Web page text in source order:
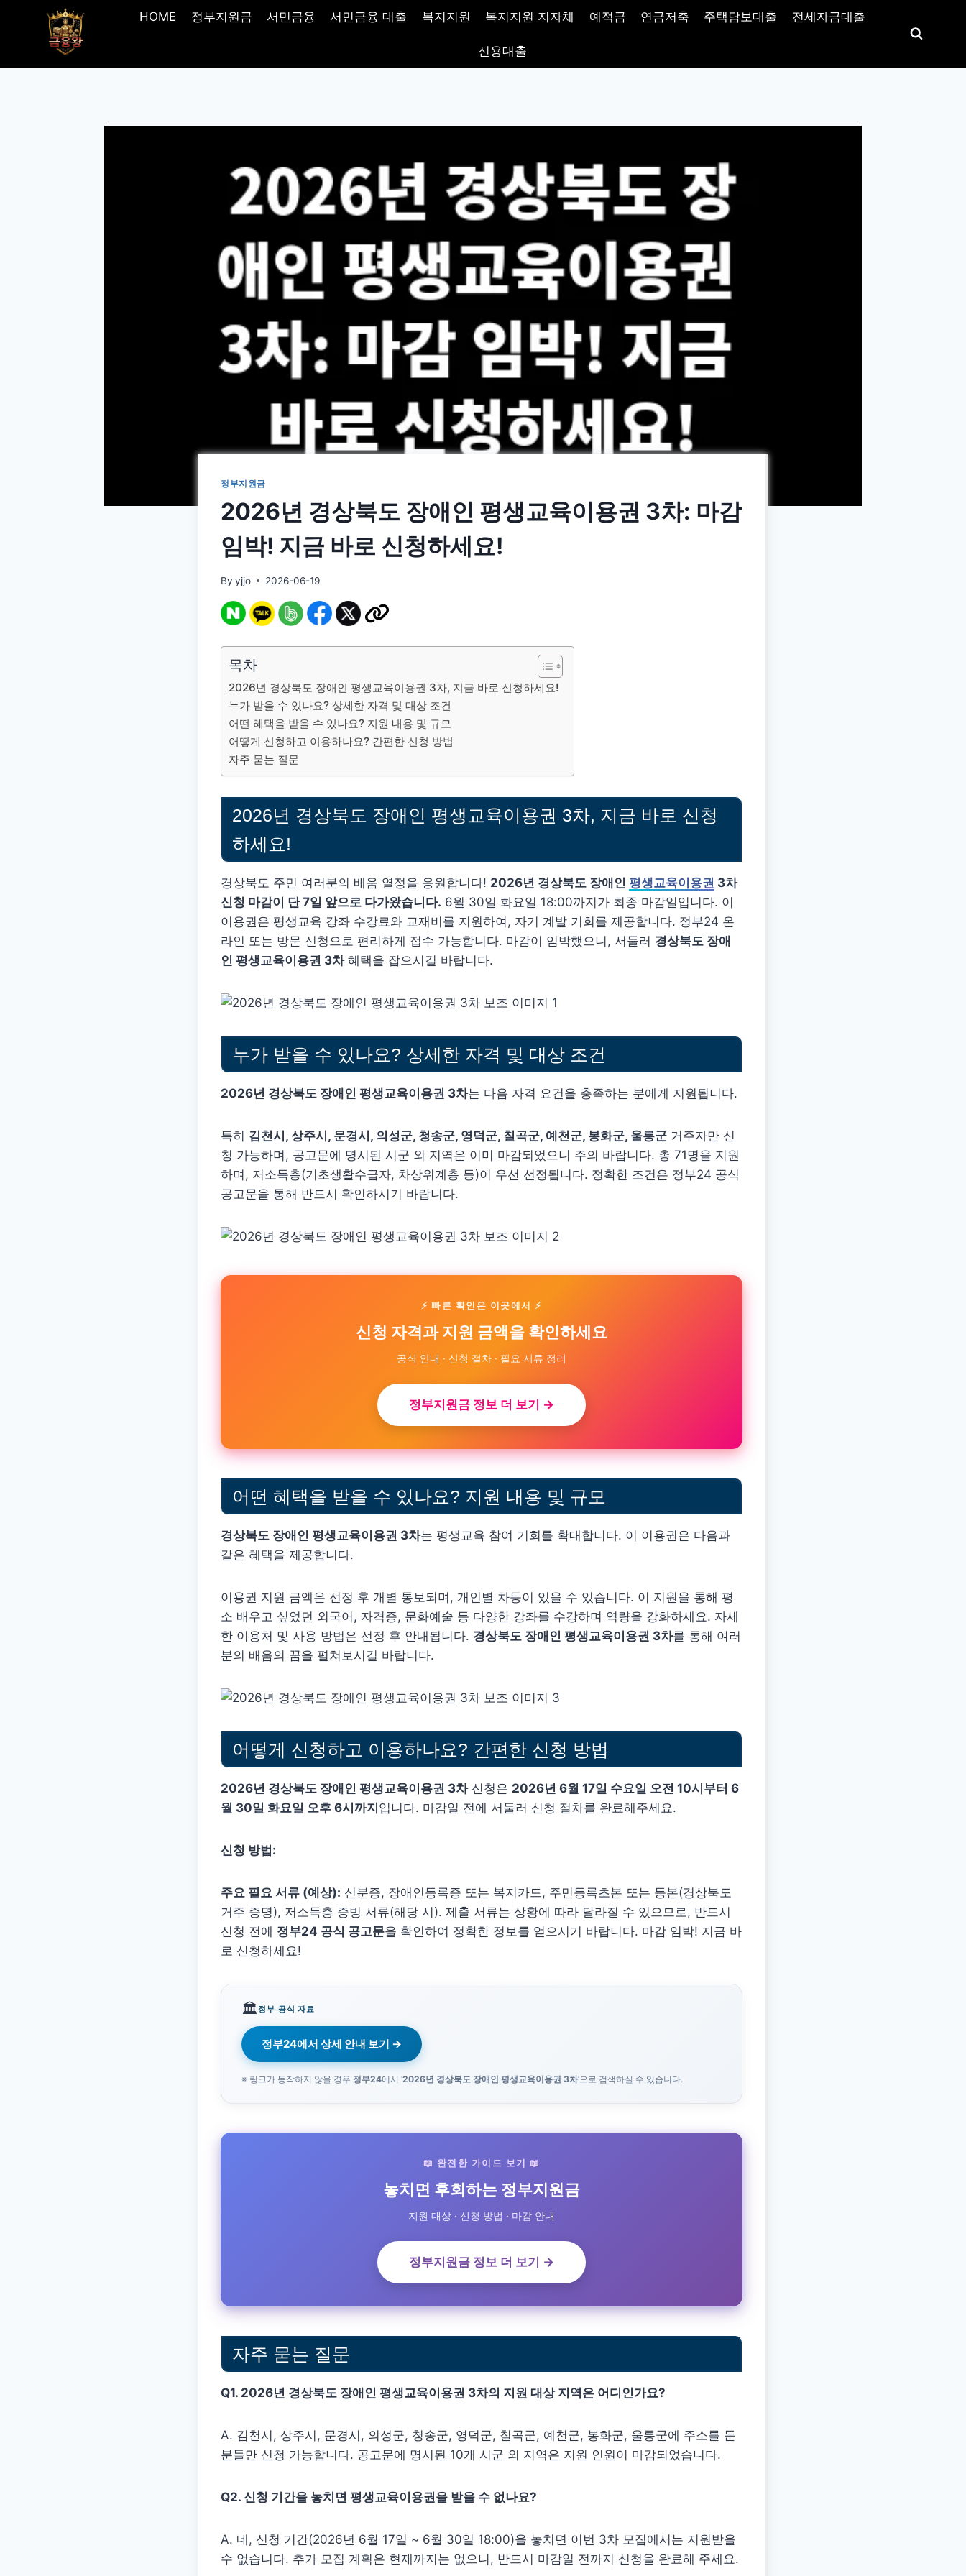
HOME 정부지원금 서민금융 서민금융 대출 복지지원 복지지원 지자체 예적금 연금저축 주택담보대출 전세자금대출
신용대출
정부지원금
2026년 경상북도 장애인 평생교육이용권 3차: 마감
임박! 지금 바로 신청하세요!
By yjjo 2026-06-19
목차
2026년 경상북도 장애인 평생교육이용권 3차, 지금 바로 신청하세요!
누가 받을 수 있나요? 상세한 자격 및 대상 조건
어떤 혜택을 받을 수 있나요? 지원 내용 및 규모
어떻게 신청하고 이용하나요? 간편한 신청 방법
자주 묻는 질문
2026년 경상북도 장애인 평생교육이용권 3차, 지금 바로 신청
하세요!
경상북도 주민 여러분의 배움 열정을 응원합니다! 2026년 경상북도 장애인 평생교육이용권 3차
신청 마감이 단 7일 앞으로 다가왔습니다. 6월 30일 화요일 18:00까지가 최종 마감일입니다. 이
이용권은 평생교육 강좌 수강료와 교재비를 지원하여, 자기 계발 기회를 제공합니다. 정부24 온
라인 또는 방문 신청으로 편리하게 접수 가능합니다. 마감이 임박했으니, 서둘러 경상북도 장애
인 평생교육이용권 3차혜택을 잡으시길 바랍니다.
누가 받을 수 있나요? 상세한 자격 및 대상 조건
2026년 경상북도 장애인 평생교육이용권 3차는 다음 자격 요건을 충족하는 분에게 지원됩니다.
특히 김천시, 상주시, 문경시, 의성군, 청송군, 영덕군, 칠곡군, 예천군, 봉화군, 울릉군 거주자만 신
청 가능하며, 공고문에 명시된 시군 외 지역은 이미 마감되었으니 주의 바랍니다. 총 71명을 지원
하며, 저소득층(기초생활수급자, 차상위계층 등)이 우선 선정됩니다. 정확한 조건은 정부24 공식
공고문을 통해 반드시 확인하시기 바랍니다.
⚡ 빠른 확인은 이곳에서 ⚡
신청 자격과 지원 금액을 확인하세요
공식 안내 · 신청 절차 · 필요 서류 정리
정부지원금 정보 더 보기 →
어떤 혜택을 받을 수 있나요? 지원 내용 및 규모
경상북도 장애인 평생교육이용권 3차는 평생교육 참여 기회를 확대합니다. 이 이용권은 다음과
같은 혜택을 제공합니다.
이용권 지원 금액은 선정 후 개별 통보되며, 개인별 차등이 있을 수 있습니다. 이 지원을 통해 평
소 배우고 싶었던 외국어, 자격증, 문화예술 등 다양한 강좌를 수강하며 역량을 강화하세요. 자세
한 이용처 및 사용 방법은 선정 후 안내됩니다. 경상북도 장애인 평생교육이용권 3차를 통해 여러
분의 배움의 꿈을 펼쳐보시길 바랍니다.
어떻게 신청하고 이용하나요? 간편한 신청 방법
2026년 경상북도 장애인 평생교육이용권 3차신청은 2026년 6월 17일 수요일 오전 10시부터 6
월 30일 화요일 오후 6시까지 입니다. 마감일 전에 서둘러 신청 절차를 완료해주세요.
신청 방법:
주요 필요 서류 (예상): 신분증, 장애인등록증 또는 복지카드, 주민등록초본 또는 등본(경상북도
거주 증명), 저소득층 증빙 서류(해당 시). 제출 서류는 상황에 따라 달라질 수 있으므로, 반드시
신청 전에 정부24 공식 공고문을 확인하여 정확한 정보를 얻으시기 바랍니다. 마감 임박! 지금 바
로 신청하세요!
🏛️정부 공식 자료
정부24에서 상세 안내 보기 →
※ 링크가 동작하지 않을 경우 정부24에서 ‘2026년 경상북도 장애인 평생교육이용권 3차‘으로 검색하실 수 있습니다.
📖 완전한 가이드 보기 📖
놓치면 후회하는 정부지원금
지원 대상 · 신청 방법 · 마감 안내
정부지원금 정보 더 보기 →
자주 묻는 질문
Q1. 2026년 경상북도 장애인 평생교육이용권 3차의 지원 대상 지역은 어디인가요?
A. 김천시, 상주시, 문경시, 의성군, 청송군, 영덕군, 칠곡군, 예천군, 봉화군, 울릉군에 주소를 둔
분들만 신청 가능합니다. 공고문에 명시된 10개 시군 외 지역은 지원 인원이 마감되었습니다.
Q2. 신청 기간을 놓치면 평생교육이용권을 받을 수 없나요?
A. 네, 신청 기간(2026년 6월 17일 ~ 6월 30일 18:00)을 놓치면 이번 3차 모집에서는 지원받을
수 없습니다. 추가 모집 계획은 현재까지는 없으니, 반드시 마감일 전까지 신청을 완료해 주세요.